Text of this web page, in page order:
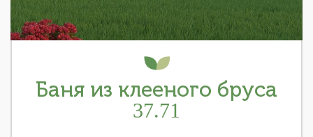
Баня из клееного бруса
37.71